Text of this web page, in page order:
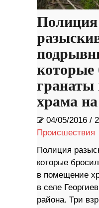
Полиция
которые
гранаты
храма
04/05/2016 /
Происшествия
Полиция
которые
в помещение
в селе
района. Три